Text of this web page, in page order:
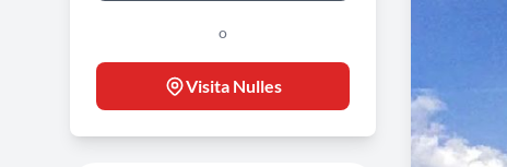
o
Visita Nulles